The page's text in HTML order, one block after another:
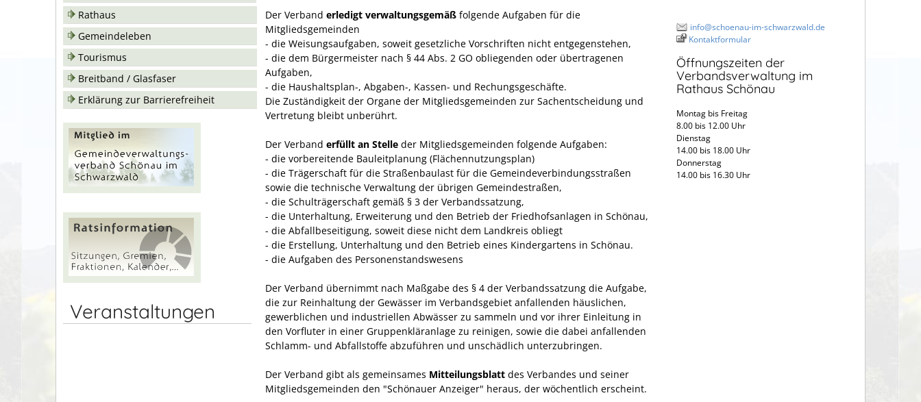
Rathaus
Gemeindeleben
Tourismus
Breitband / Glasfaser
Erklärung zur Barrierefreiheit
Veranstaltungen
Der Verband erledigt verwaltungsgemäß folgende Aufgaben für die
Mitgliedsgemeinden
- die Weisungsaufgaben, soweit gesetzliche Vorschriften nicht entgegenstehen,
- die dem Bürgermeister nach § 44 Abs. 2 GO obliegenden oder übertragenen
Aufgaben,
- die Haushaltsplan-, Abgaben-, Kassen- und Rechungs­geschäfte.
Die Zuständigkeit der Organe der Mitgliedsgemeinden zur Sachent­scheidung und
Vertretung bleibt unberührt.
Der Verband erfüllt an Stelle der Mitgliedsgemeinden folgende Aufgaben:
- die vorbereitende Bauleitplanung (Flächennutzungsplan)
- die Trägerschaft für die Straßenbaulast für die Gemeindeverbindungsstraßen
sowie die technische Verwaltung der übrigen Gemeindestraßen,
- die Schulträgerschaft gemäß § 3 der Verbandssatzung,
- die Unterhaltung, Erweiterung und den Betrieb der Friedhofsanlagen in Schönau,
- die Abfallbeseitigung, soweit diese nicht dem Land­kreis obliegt
- die Erstellung, Unterhaltung und den Betrieb eines Kindergartens in Schönau.
- die Aufgaben des Personenstandswesens
Der Verband übernimmt nach Maßgabe des § 4 der Verbandssatzung die Aufgabe,
die zur Reinhaltung der Gewässer im Verbandsgebiet anfallenden häuslichen,
gewerblichen und industriellen Abwässer zu sammeln und vor ihrer Einleitung in
den Vorfluter in einer Gruppenkläranlage zu reinigen, sowie die dabei anfallenden
Schlamm- und Abfallstoffe abzuführen und unschädlich unterzubringen.
Der Verband gibt als gemeinsames Mitteilungsblatt des Verbandes und seiner
Mitgliedsgemeinden den "Schönauer Anzeiger" heraus, der wöchentlich erscheint.
info@schoenau-im-schwarzwald.de
Kontaktformular
Öffnungszeiten der
Verbandsverwaltung im
Rathaus Schönau
Montag bis Freitag
8.00 bis 12.00 Uhr
Dienstag
14.00 bis 18.00 Uhr
Donnerstag
14.00 bis 16.30 Uhr